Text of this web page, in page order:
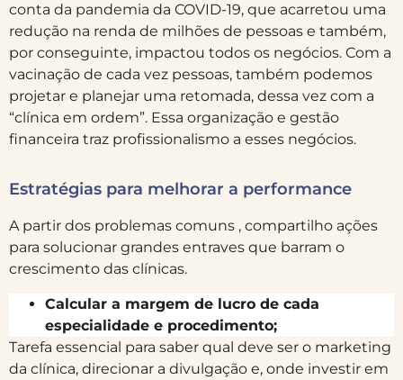
conta da pandemia da COVID-19, que acarretou uma
redução na renda de milhões de pessoas e também,
por conseguinte, impactou todos os negócios. Com a
vacinação de cada vez pessoas, também podemos
projetar e planejar uma retomada, dessa vez com a
“clínica em ordem”. Essa organização e gestão
financeira traz profissionalismo a esses negócios.
Estratégias para melhorar a performance
A partir dos problemas comuns , compartilho ações
para solucionar grandes entraves que barram o
crescimento das clínicas.
Calcular a margem de lucro de cada
especialidade e procedimento;
Tarefa essencial para saber qual deve ser o marketing
da clínica, direcionar a divulgação e, onde investir em